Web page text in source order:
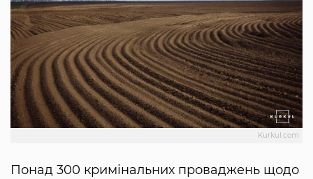
Kurkul.com
Понад 300 кримінальних проваджень щодо